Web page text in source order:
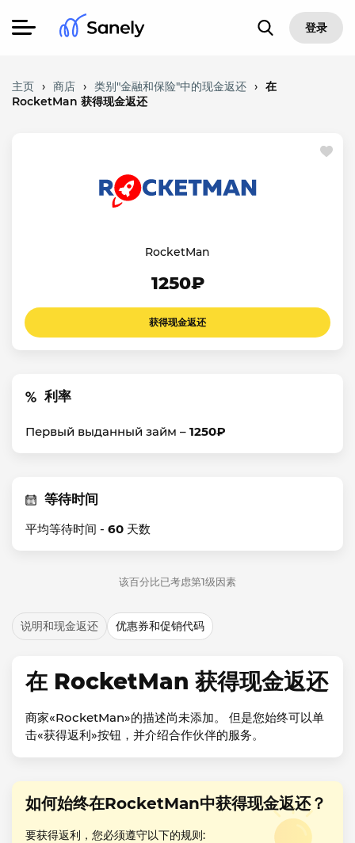
登录
主页 › 商店 › 类别"金融和保险"中的现金返还 › 在
RocketMan 获得现金返还
RocketMan
1250₽
获得现金返还
利率
Первый выданный займ – 1250₽
等待时间
平均等待时间 - 60 天数
该百分比已考虑第1级因素
说明和现金返还 优惠券和促销代码
在 RocketMan 获得现金返还
商家«RocketMan»的描述尚未添加。 但是您始终可以单
击«获得返利»按钮，并介绍合作伙伴的服务。
如何始终在RocketMan中获得现金返还？
要获得返利，您必须遵守以下的规则: